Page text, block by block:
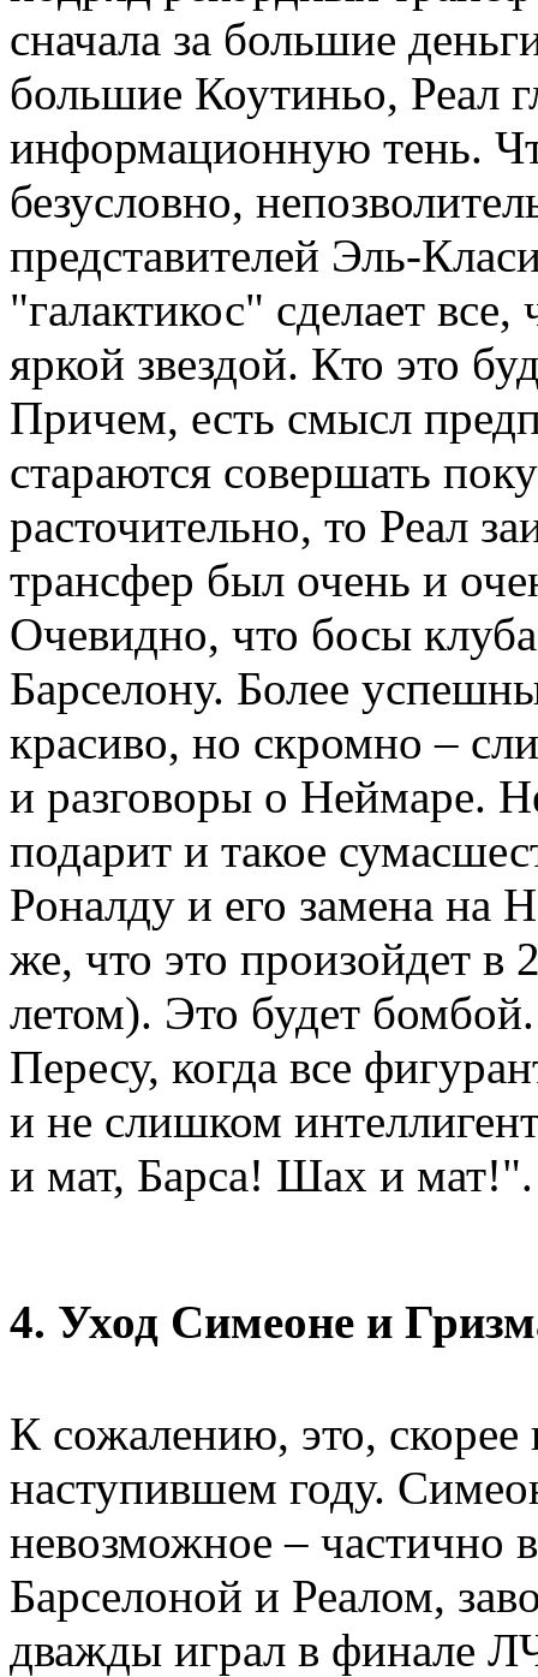
сначала за большие
большие Коутиньо, Реал
информационную тень.
безусловно,
представителей Эль-
"галактикос" сделает
яркой звездой. Кто это
Причем, есть смысл
стараются совершать
расточительно, то Реал
трансфер был очень и
Очевидно, что босы
Барселону. Более
красиво, но скромно –
и разговоры о Неймаре.
подарит и такое
Роналду и его замена на
же, что это произойдет
летом). Это будет
Пересу, когда все
и не слишком
и мат, Барса! Шах и
4. Уход Симеоне и
К сожалению, это, скорее
наступившем году.
невозможное – частично
Барселоной и Реалом,
дважды играл в финале